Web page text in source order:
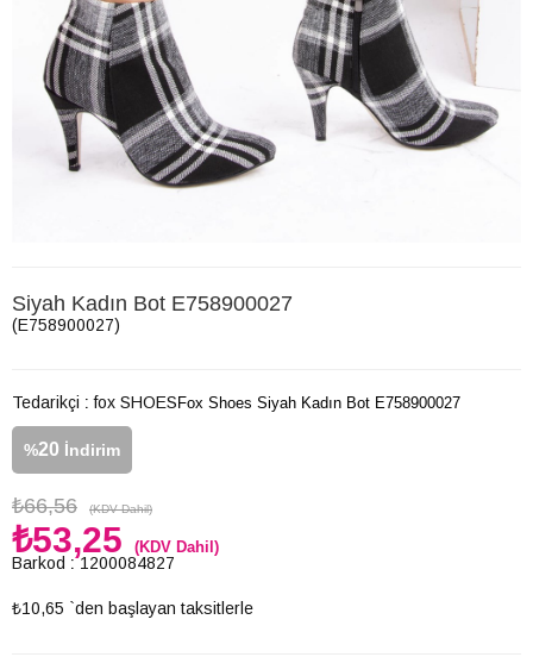
Siyah Kadın Bot E758900027
(E758900027)
Tedarikçi : fox SHOES
%20 İndirim
₺66,56 (KDV Dahil)
₺53,25 (KDV Dahil)
Barkod : 1200084827
₺10,65 `den başlayan taksitlerle
Fox Shoes Siyah Kadın Bot E758900027